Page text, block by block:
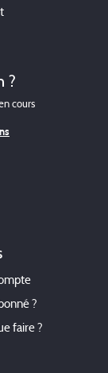
?
cours
?
faire ?